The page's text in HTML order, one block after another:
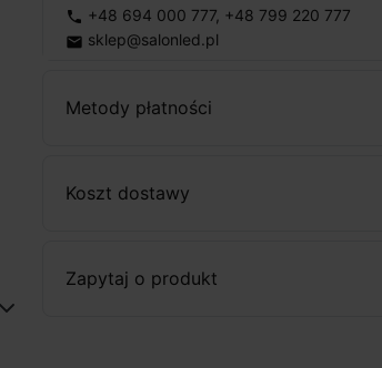
phone +48 694 000 777, +48 799 220 777
email sklep@salonled.pl
Metody płatności
Koszt dostawy
Zapytaj o produkt